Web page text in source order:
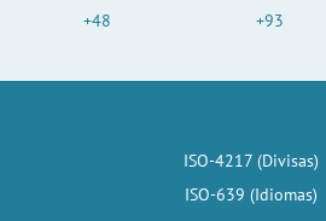
+48
+93
ISO-4217 (Divisas)
ISO-639 (Idiomas)